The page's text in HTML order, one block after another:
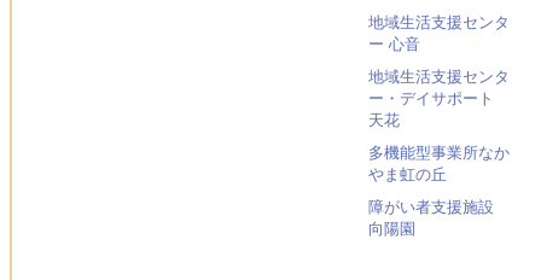
地域生活支援センタ
ー 心音
地域生活支援センタ
ー・デイサポート
天花
多機能型事業所なか
やま虹の丘
障がい者支援施設
向陽園